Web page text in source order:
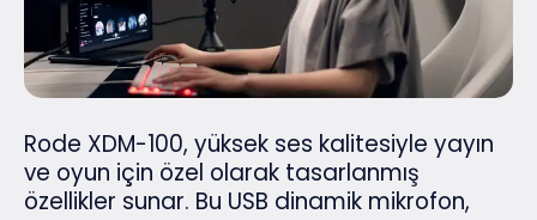
Rode XDM-100, yüksek ses kalitesiyle yayın
ve oyun için özel olarak tasarlanmış
özellikler sunar. Bu USB dinamik mikrofon,